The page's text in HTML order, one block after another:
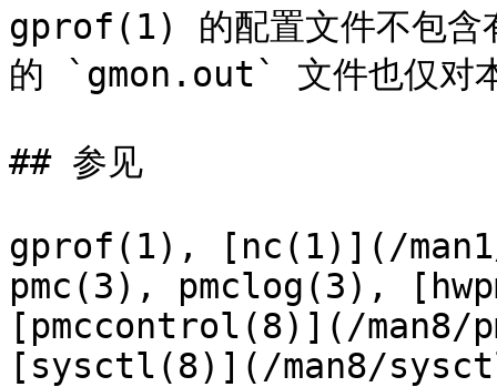
gprof(1) 的配置文件不包含
的 `gmon.out` 文件也仅对
## 参见
gprof(1), [nc(1)](/
pmc(3), pmclog(3),
[pmccontrol(8)](/man8/
[sysctl(8)](/man8/